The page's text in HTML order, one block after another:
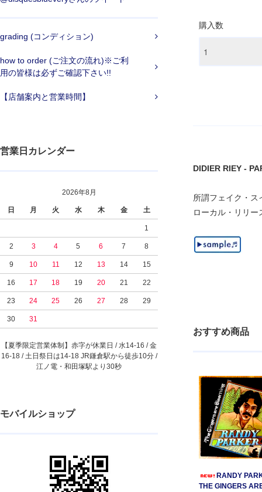
grading (コンディション)
how to order (ご注文の流れ)※ご利
用の皆様は必ずご確認下さい!!
【店舗案内と営業時間】
営業日カレンダー
2026年8月
日 月 火 水 木 金 土
1
2 3 4 5 6 7 8
9 10 11 12 13 14 15
16 17 18 19 20 21 22
23 24 25 26 27 28 29
30 31
【夏季限定営業体制】赤字が休業日 / 水14-16 / 金
16-18 / 土日祭日は14-18 JR鎌倉駅から徒歩10分 /
江ノ電・和田塚駅より30秒
モバイルショップ
購入数
DIDIER RIEY -
所謂フェイク・ス
ローカル・リリ
おすすめ商品
RANDY
THE GINGERS